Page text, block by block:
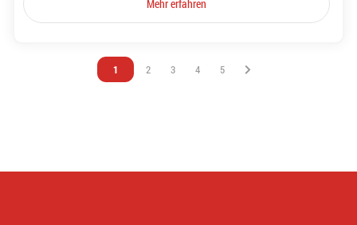
Mehr erfahren
Vous êtes sur la page
1 Vous êtes sur la page
2 Vous êtes sur la page
3 Vous êtes sur la page
4 Vous êtes sur la page
5